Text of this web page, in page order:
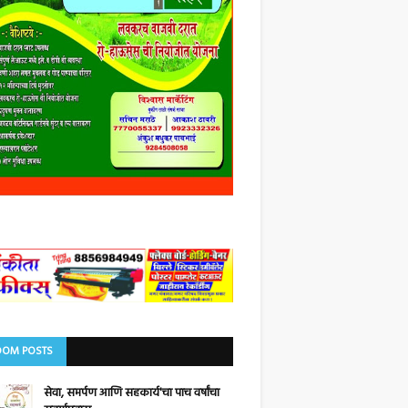
POSTS
सेवा, समर्पण आणि सहकार्य'चा पाच वर्षांचा